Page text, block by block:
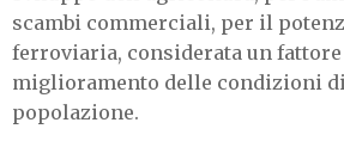
scambi commerciali, per il
ferroviaria, considerata un
miglioramento delle condizioni
popolazione.